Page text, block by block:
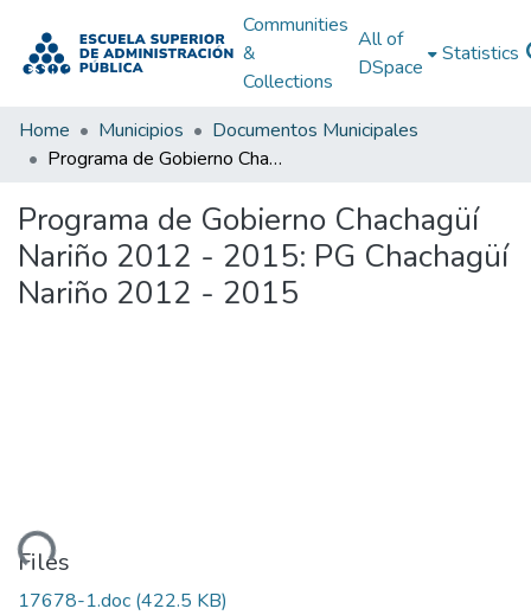
Communities
&
Collections
All of
DSpace
Statistics
Home Municipios
Documentos Municipales
Programa de Gobierno Chachagüí Nariño 2012 - 2015: PG Chachagüí Nariño 2012 - 2015
Programa de Gobierno Chachagüí
Nariño 2012 - 2015: PG Chachagüí
Nariño 2012 - 2015
Files
17678-1.doc (422.5 KB)